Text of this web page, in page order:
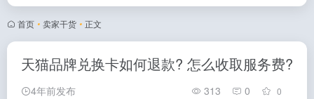
首页 • 卖家干货 • 正文
天猫品牌兑换卡如何退款? 怎么收取服务费?
4年前发布 313 0 0